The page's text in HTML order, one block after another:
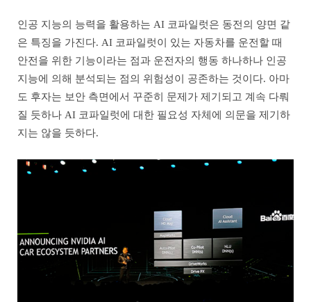
인공 지능의 능력을 활용하는 AI 코파일럿은 동전의 양면 같
은 특징을 가진다. AI 코파일럿이 있는 자동차를 운전할 때
안전을 위한 기능이라는 점과 운전자의 행동 하나하나 인공
지능에 의해 분석되는 점의 위험성이 공존하는 것이다. 아마
도 후자는 보안 측면에서 꾸준히 문제가 제기되고 계속 다뤄
질 듯하나 AI 코파일럿에 대한 필요성 자체에 의문을 제기하
지는 않을 듯하다.